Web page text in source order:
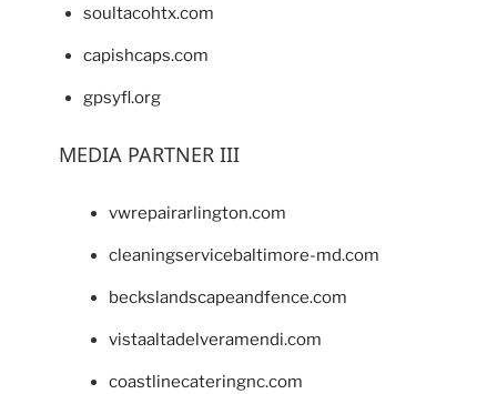
soultacohtx.com
capishcaps.com
gpsyfl.org
MEDIA PARTNER III
vwrepairarlington.com
cleaningservicebaltimore-md.com
beckslandscapeandfence.com
vistaaltadelveramendi.com
coastlinecateringnc.com